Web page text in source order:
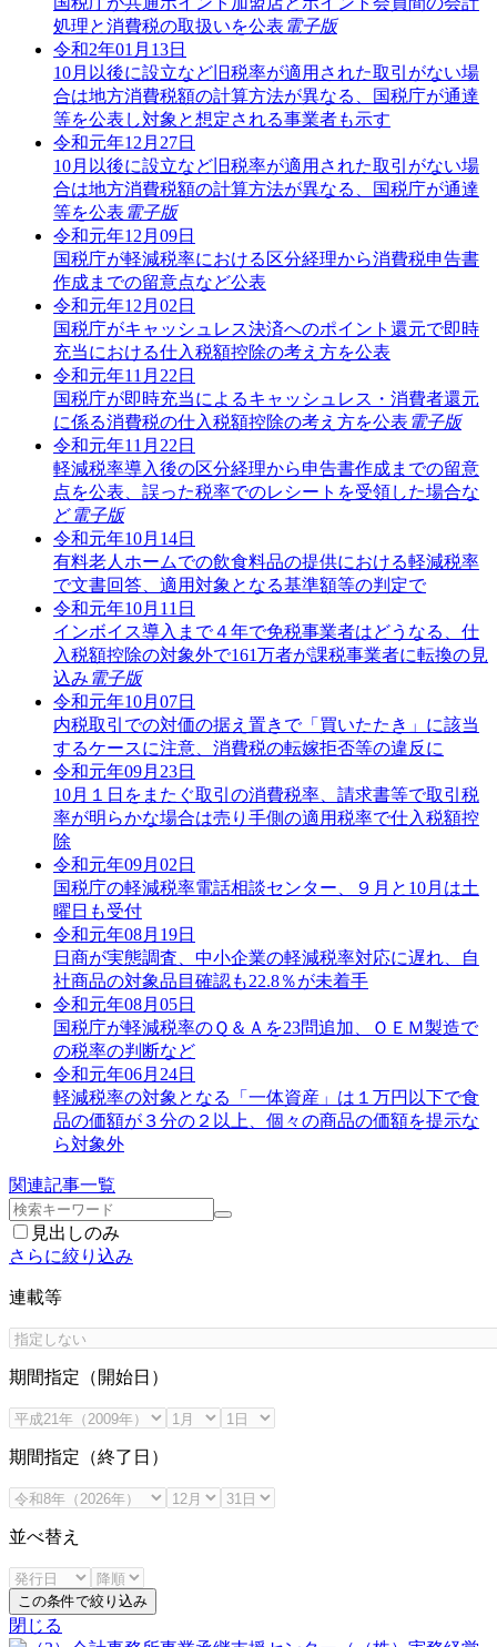
処理と消費税の取扱いを公表 電子版
令和2年01月13日
10月以後に設立など旧税率が適用された取引がない場
合は地方消費税額の計算方法が異なる、国税庁が通達
等を公表し対象と想定される事業者も示す
令和元年12月27日
10月以後に設立など旧税率が適用された取引がない場
合は地方消費税額の計算方法が異なる、国税庁が通達
等を公表 電子版
令和元年12月09日
国税庁が軽減税率における区分経理から消費税申告書
作成までの留意点など公表
令和元年12月02日
国税庁がキャッシュレス決済へのポイント還元で即時
充当における仕入税額控除の考え方を公表
令和元年11月22日
国税庁が即時充当によるキャッシュレス・消費者還元
に係る消費税の仕入税額控除の考え方を公表 電子版
令和元年11月22日
軽減税率導入後の区分経理から申告書作成までの留意
点を公表、誤った税率でのレシートを受領した場合な
ど電子版
令和元年10月14日
有料老人ホームでの飲食料品の提供における軽減税率
で文書回答、適用対象となる基準額等の判定で
令和元年10月11日
インボイス導入まで４年で免税事業者はどうなる、仕
入税額控除の対象外で161万者が課税事業者に転換の見
込み 電子版
令和元年10月07日
内税取引での対価の据え置きで「買いたたき」に該当
するケースに注意、消費税の転嫁拒否等の違反に
令和元年09月23日
10月１日をまたぐ取引の消費税率、請求書等で取引税
率が明らかな場合は売り手側の適用税率で仕入税額控
除
令和元年09月02日
国税庁の軽減税率電話相談センター、９月と10月は土
曜日も受付
令和元年08月19日
日商が実態調査、中小企業の軽減税率対応に遅れ、自
社商品の対象品目確認も22.8％が未着手
令和元年08月05日
国税庁が軽減税率のＱ＆Ａを23問追加、ＯＥＭ製造で
の税率の判断など
令和元年06月24日
軽減税率の対象となる「一体資産」は１万円以下で食
品の価額が３分の２以上、個々の商品の価額を提示な
ら対象外
関連記事一覧
見出しのみ
さらに絞り込み
連載等
期間指定（開始日）
期間指定（終了日）
並べ替え
この条件で絞り込み
閉じる